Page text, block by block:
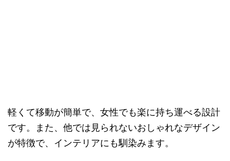
軽くて移動が簡単で、女性でも楽に持ち運べる設計
です。また、他では見られないおしゃれなデザイン
が特徴で、インテリアにも馴染みます。